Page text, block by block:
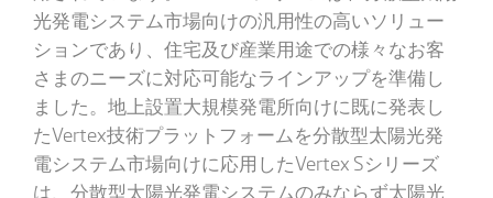
光発電システム市場向けの汎用性の高いソリュー
ションであり、住宅及び産業用途での様々なお客
さまのニーズに対応可能なラインアップを準備し
ました。地上設置大規模発電所向けに既に発表し
たVertex技術プラットフォームを分散型太陽光発
電システム市場向けに応用したVertex Sシリーズ
は、分散型太陽光発電システムのみならず太陽光